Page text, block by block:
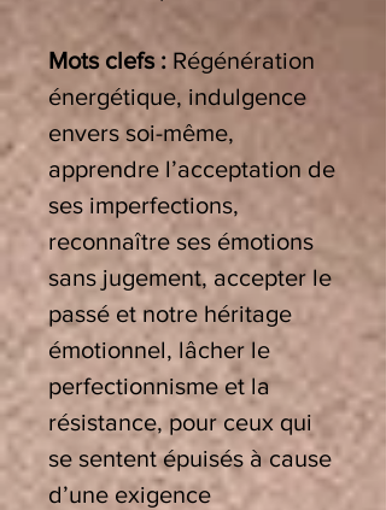
Mots clefs : Régénération
énergétique, indulgence
envers soi-même,
apprendre l’acceptation de
ses imperfections,
reconnaître ses émotions
sans jugement, accepter le
passé et notre héritage
émotionnel, lâcher le
perfectionnisme et la
résistance, pour ceux qui
se sentent épuisés à cause
d’une exigence